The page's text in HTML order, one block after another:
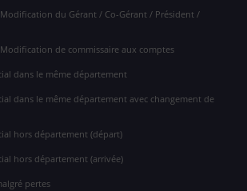
du Gérant / Co-Gérant / Président /
de commissaire aux comptes
dans le même département
dans le même département avec changement de
hors département (départ)
hors département (arrivée)
pertes